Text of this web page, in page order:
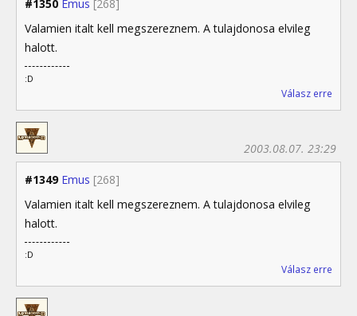
#1350 Emus [268]
Valamien italt kell megszereznem. A tulajdonosa elvileg
halott.
:D
Válasz erre
#1349 Emus [268]
2003.08.07. 23:29
Valamien italt kell megszereznem. A tulajdonosa elvileg
halott.
:D
Válasz erre